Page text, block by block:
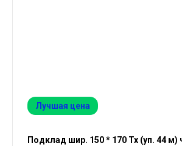
Лучшая цена
Подклад шир. 150 * 170 Тх (уп. 44 м)